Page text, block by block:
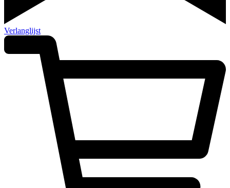
Verlanglijst